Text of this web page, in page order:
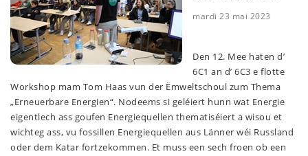
mardi 23 mai 2023
Den 12. Mee haten d’
6C1 an d’ 6C3 e flotte
Workshop mam Tom Haas vun der Ëmweltschoul zum Thema
„Erneuerbare Energien“. Nodeems si geléiert hunn wat Energie
eigentlech ass goufen Energiequellen thematiséiert a wisou et
wichteg ass, vu fossillen Energiequellen aus Länner wéi Russland
oder dem Katar fortzekommen. Et muss een sech froen ob een